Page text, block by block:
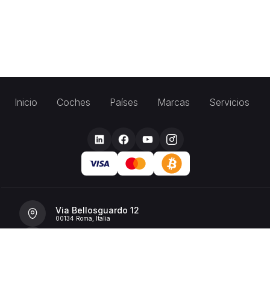
Inicio Coches Países Marcas Servicios
Via Bellosguardo 12
00134 Roma, Italia